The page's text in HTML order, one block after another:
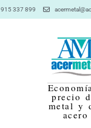
915 337 899
precio
metal y
acero